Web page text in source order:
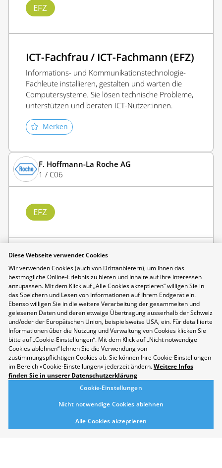
EFZ
ICT-Fachfrau / ICT-Fachmann (EFZ)
Informations- und Kommunikationstechnologie-
Fachleute installieren, gestalten und warten die
Computersysteme. Sie lösen technische Probleme,
unterstützen und beraten ICT-Nutzer:innen.
Merken
F. Hoffmann-La Roche AG
1 / C06
EFZ
Chemie- und Pharmatechnolog:in
EFZ
Als Chemie- und Pharmatechnolog:in arbeitest du
in den drei Produktionsbereichen Chemie-,
Pharma- (Galenik) oder Biotechnologie und stellst
mittels chemischer oder biotechnologischer
Verfahren Wirkstoffe im grossen Massstab her.
Merken
Novartis Pharma AG
1 / C04
Diese Webseite verwendet Cookies
Wir verwenden Cookies (auch von Drittanbietern), um Ihnen das
bestmögliche Online-Erlebnis zu bieten und Inhalte auf Ihre Interessen
anzupassen. Mit dem Klick auf „Alle Cookies akzeptieren“ willigen Sie in
das Speichern und Lesen von Informationen auf Ihrem Endgerät ein.
Ebenso willigen Sie in die weitere Verarbeitung der gesammelten und
gelesenen Daten und deren etwaige Übertragung ausserhalb der Schweiz
und/oder der Europäischen Union, beispielsweise USA, ein. Für detaillierte
Informationen über die Nutzung und Verwaltung von Cookies klicken Sie
bitte auf „Cookie-Einstellungen“. Mit dem Klick auf „Nicht notwendige
Cookies ablehnen“ lehnen Sie die Verwendung von
zustimmungspflichtigen Cookies ab. Sie können Ihre Cookie-Einstellungen
im Bereich «Cookie-Einstellungen» jederzeit ändern.Weitere Infos
finden Sie in unserer Datenschutzerklärung
Cookie-Einstellungen
Nicht notwendige Cookies ablehnen
Alle Cookies akzeptieren